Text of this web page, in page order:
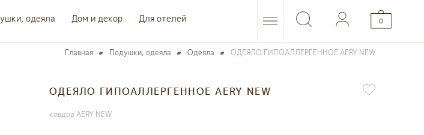
0
одеяла Дом и декор Для отелей
Главная Подушки, одеяла Одеяла ОДЕЯЛО ГИПОАЛЛЕРГЕННОЕ AERY NEW
ОДЕЯЛО ГИПОАЛЛЕРГЕННОЕ AERY NEW
ковдра AERY NEW